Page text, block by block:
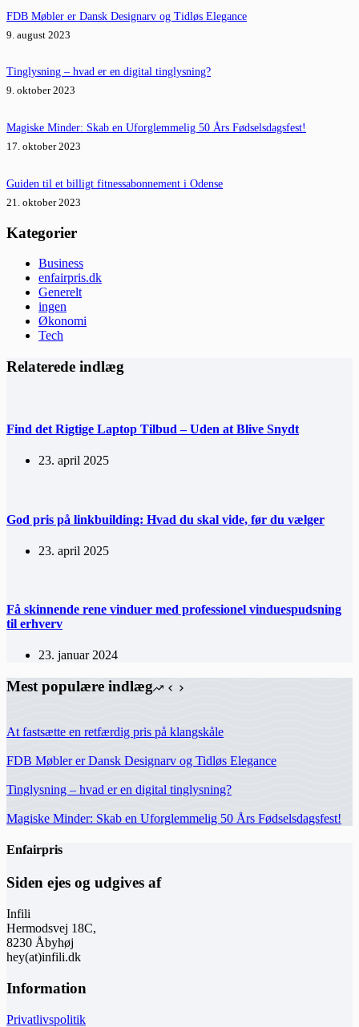
FDB Møbler er Dansk Designarv og Tidløs Elegance
9. august 2023
Tinglysning – hvad er en digital tinglysning?
9. oktober 2023
Magiske Minder: Skab en Uforglemmelig 50 Års Fødselsdagsfest!
17. oktober 2023
Guiden til et billigt fitnessabonnement i Odense
21. oktober 2023
Kategorier
Business
enfairpris.dk
Generelt
ingen
Økonomi
Tech
Relaterede indlæg
Find det Rigtige Laptop Tilbud – Uden at Blive Snydt
23. april 2025
God pris på linkbuilding: Hvad du skal vide, før du vælger
23. april 2025
Få skinnende rene vinduer med professionel vinduespudsning
til erhverv
23. januar 2024
Mest populære indlæg
At fastsætte en retfærdig pris på klangskåle
FDB Møbler er Dansk Designarv og Tidløs Elegance
Tinglysning – hvad er en digital tinglysning?
Magiske Minder: Skab en Uforglemmelig 50 Års Fødselsdagsfest!
Enfairpris
Siden ejes og udgives af
Infili
Hermodsvej 18C,
8230 Åbyhøj
hey(at)infili.dk
Information
Privatlivspolitik